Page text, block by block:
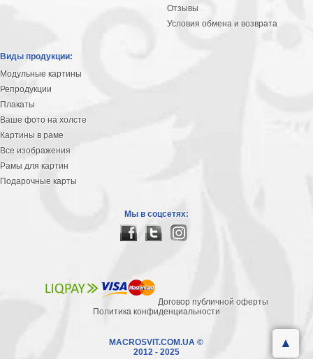
Отзывы
Условия обмена и возврата
Виды продукции:
Модульные картины
Репродукции
Плакаты
Ваше фото на холсте
Картины в раме
Все изображения
Рамы для картин
Подарочные карты
Мы в соцсетях:
Договор публичной оферты
Политика конфиденциальности
MACROSVIT.COM.UA ©
2012 - 2025
▲